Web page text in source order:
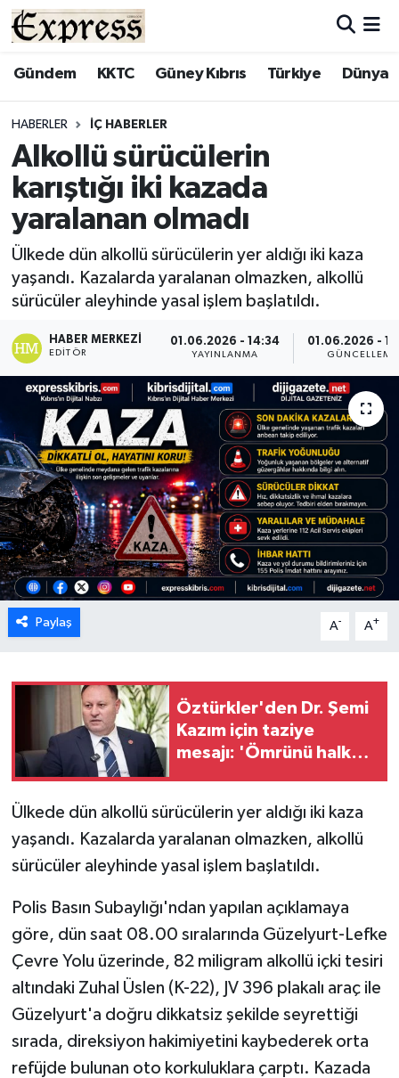
Gündem KKTC Güney Kıbrıs Türkiye Dünya
HABERLER İÇ HABERLER
Alkollü sürücülerin
karıştığı iki kazada
yaralanan olmadı
Ülkede dün alkollü sürücülerin yer aldığı iki kaza
yaşandı. Kazalarda yaralanan olmazken, alkollü
sürücüler aleyhinde yasal işlem başlatıldı.
HABER MERKEZI
EDITÖR
01.06.2026 - 14:34
YAYINLANMA
01.06.2026 -
GÜNCELLEME
Paylaş A- A+
Öztürkler'den Dr. Şemi
Kazım için taziye
mesajı: 'Ömrünü halka
Ülkede dün alkollü sürücülerin yer aldığı iki kaza
yaşandı. Kazalarda yaralanan olmazken, alkollü
sürücüler aleyhinde yasal işlem başlatıldı.
Polis Basın Subaylığı'ndan yapılan açıklamaya
göre, dün saat 08.00 sıralarında Güzelyurt-Lefke
Çevre Yolu üzerinde, 82 miligram alkollü içki tesiri
altındaki Zuhal Üslen (K-22), JV 396 plakalı araç ile
Güzelyurt'a doğru dikkatsiz şekilde seyrettiği
sırada, direksiyon hakimiyetini kaybederek orta
refüjde bulunan oto korkuluklara çarptı. Kazada
ALAYKÖY
BİLİM
ÇATALKÖY
DÜNYA
EĞİTİM
EKONOMİ
ENGLISH
ESENTEPE
GAZİMAĞUSA
GİRNE
GÜNDEM
GÜNEY KIBRIS
KÜLTÜR SANAT
LAPTA
MAGAZİN
ÖZEL HABER
SİYASET
SPOR
Hava Durumu
Süper Lig Puan Durumu ve Fikstür
Tüm Manşetler
Son Dakika Haberleri
Haber Arşivi